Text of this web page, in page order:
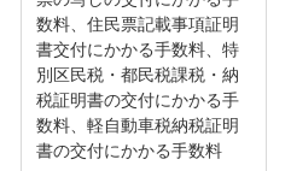
数料、住民票記載事項証明
書交付にかかる手数料、特
別区民税・都民税課税・納
税証明書の交付にかかる手
数料、軽自動車税納税証明
書の交付にかかる手数料